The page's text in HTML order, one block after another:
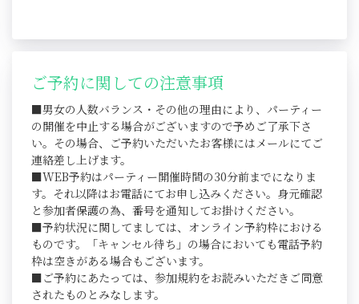
ご予約に関しての注意事項
■男女の人数バランス・その他の理由により、パーティー
の開催を中止する場合がございますので予めご了承下さ
い。その場合、ご予約いただいたお客様にはメールにてご
連絡差し上げます。
■WEB予約はパーティー開催時間の30分前までになりま
す。それ以降はお電話にてお申し込みください。身元確認
と参加者保護の為、番号を通知してお掛けください。
■予約状況に関してましては、オンライン予約枠における
ものです。「キャンセル待ち」の場合においても電話予約
枠は空きがある場合もございます。
■ご予約にあたっては、参加規約をお読みいただきご同意
されたものとみなします。